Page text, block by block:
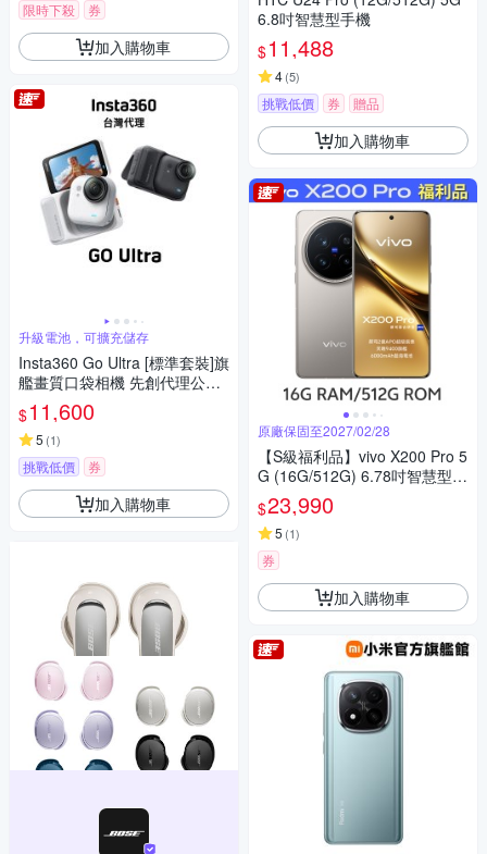
限時下殺 券
加入購物車
升級電池，可擴充儲存
Insta360 Go Ultra [標準套裝]旗
艦畫質口袋相機 先創代理公司
貨
$11,600
5 (1)
挑戰低價 券
加入購物車
6.8吋智慧型手機
$11,488
4(5)
挑戰低價 券 贈品
加入購物車
原廠保固至2027/02/28
【S級福利品】vivo X200 Pro 5
G (16G/512G) 6.78吋智慧型手
機
$23,990
5 (1)
券
加入購物車